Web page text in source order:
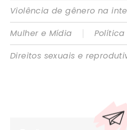
Violência de gênero na
Mulher e Mídia
|
Direitos sexuais e